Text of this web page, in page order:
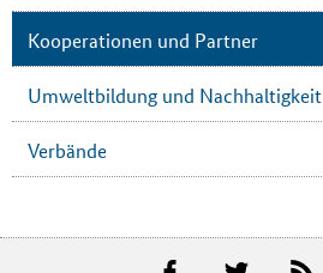
Kooperationen und Partner
Umweltbildung und Nachhaltigkeit
Verbände